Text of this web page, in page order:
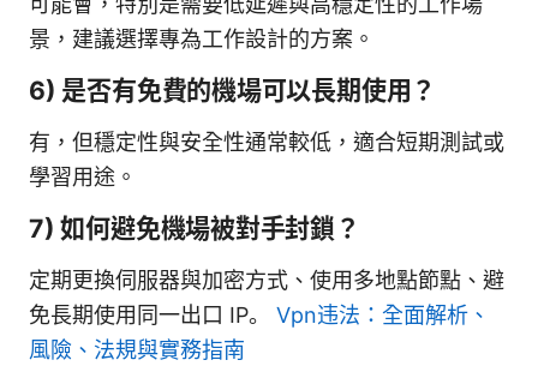
景，建議選擇專為工作設計的方案。
6) 是否有免費的機場可以長期使用？
有，但穩定性與安全性通常較低，適合短期測試或
學習用途。
7) 如何避免機場被對手封鎖？
定期更換伺服器與加密方式、使用多地點節點、避
免長期使用同一出口 IP。 Vpn违法：全面解析、
風險、法規與實務指南